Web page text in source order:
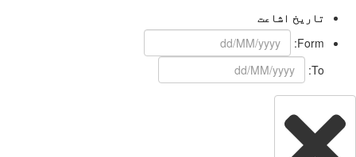
تاریخ اشاعت
Form: